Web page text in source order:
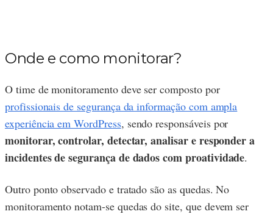
Onde e como monitorar?
O time de monitoramento deve ser composto por
profissionais de segurança da informação com ampla
experiência em WordPress, sendo responsáveis por
monitorar, controlar, detectar, analisar e responder a
incidentes de segurança de dados com proatividade.
Outro ponto observado e tratado são as quedas. No
monitoramento notam-se quedas do site, que devem ser